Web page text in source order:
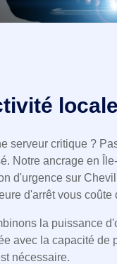
serveur critique ?
Notre ancrage en
d'urgence sur
d'arrêt vous coûte
la puissance
avec la capacité de
nécessaire.